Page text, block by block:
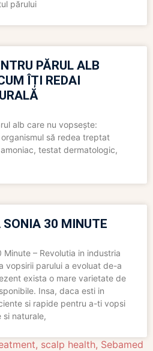
părului
PĂRUL ALB
ÎȚI REDAI
alb care nu vopsește:
să redea treptat
testat dermatologic,
SONIA 30 MINUTE
Minute – Revolutia in industria
vopsirii parului a evoluat de-a
exista o mare varietate de
Insa, daca esti in
si rapide pentru a-ti vopsi
si naturale,
, scalp health, Sebamed